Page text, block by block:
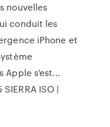
nouvelles
conduit les
iPhone et
Apple s'est...
ISO |